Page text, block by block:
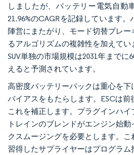
しましたが、バッテリー電気自動
21.96%のCAGRを記録しています
陣営にまたがり、モード切替ブレ
るアルゴリズムの複雑性を加えて
SUV単独の市場規模は2031年までに
えると予測されています。
高密度バッテリーパックは重心を
バイアスをもたらします。ESCは前
これを補正します。プラグインハ
トレインのブレンドがエンジン始
クスムージングを必要とします。
習得したサプライヤーはプログラム